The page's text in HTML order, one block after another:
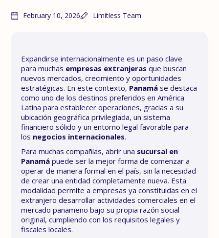
February 10, 2026 Limitless Team
Expandirse internacionalmente es un paso clave
para muchas empresas extranjeras que buscan
nuevos mercados, crecimiento y oportunidades
estratégicas. En este contexto, Panamá se destaca
como uno de los destinos preferidos en América
Latina para establecer operaciones, gracias a su
ubicación geográfica privilegiada, un sistema
financiero sólido y un entorno legal favorable para
los negocios internacionales.
Para muchas compañías, abrir una sucursal en
Panamá puede ser la mejor forma de comenzar a
operar de manera formal en el país, sin la necesidad
de crear una entidad completamente nueva. Esta
modalidad permite a empresas ya constituidas en el
extranjero desarrollar actividades comerciales en el
mercado panameño bajo su propia razón social
original, cumpliendo con los requisitos legales y
fiscales locales.